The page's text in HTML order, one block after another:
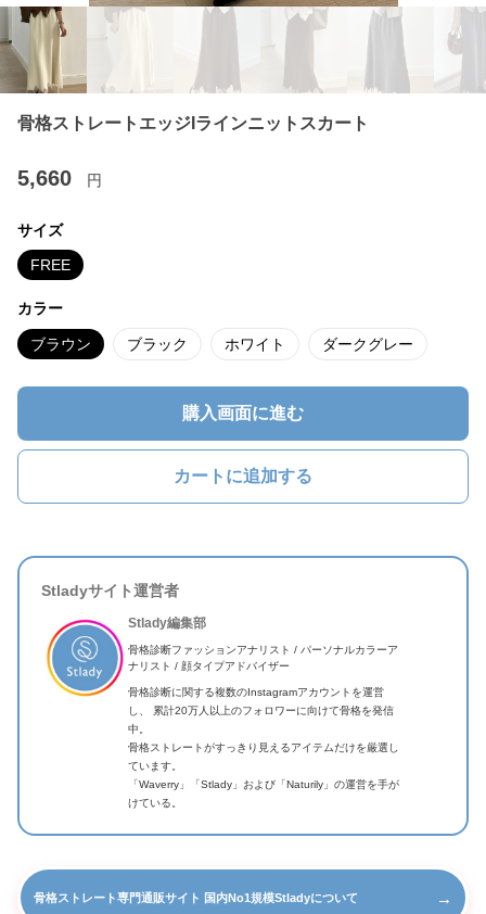
骨格ストレートエッジIラインニットスカート
5,660 円
サイズ
FREE
カラー
ブラウン ブラック ホワイト ダークグレー
購入画面に進む
カートに追加する
Stladyサイト運営者
Stlady編集部
骨格診断ファッションアナリスト / パーソナルカラーア
ナリスト / 顔タイプアドバイザー
骨格診断に関する複数のInstagramアカウントを運営
し、 累計20万人以上のフォロワーに向けて骨格を発信
中。
骨格ストレートがすっきり見えるアイテムだけを厳選し
ています。
「Waverry」「Stlady」および「Naturily」の運営を手が
けている。
骨格ストレート専門通販サイト 国内No1規模Stladyについて →